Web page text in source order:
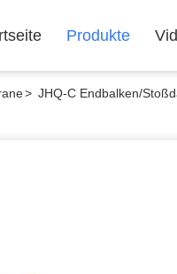
Produkte
> JHQ-C Endbalken/